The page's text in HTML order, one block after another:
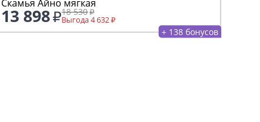
Скамья Айно мягкая
13 898 18 530
Выгода 4 632
+ 138 бонусов